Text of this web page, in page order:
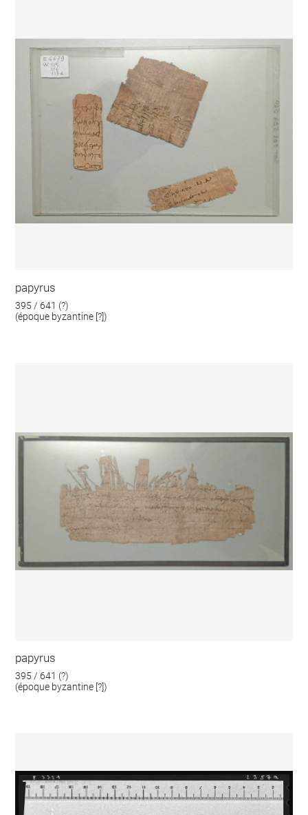
papyrus
395 / 641 (?)
(époque byzantine [?])
papyrus
395 / 641 (?)
(époque byzantine [?])